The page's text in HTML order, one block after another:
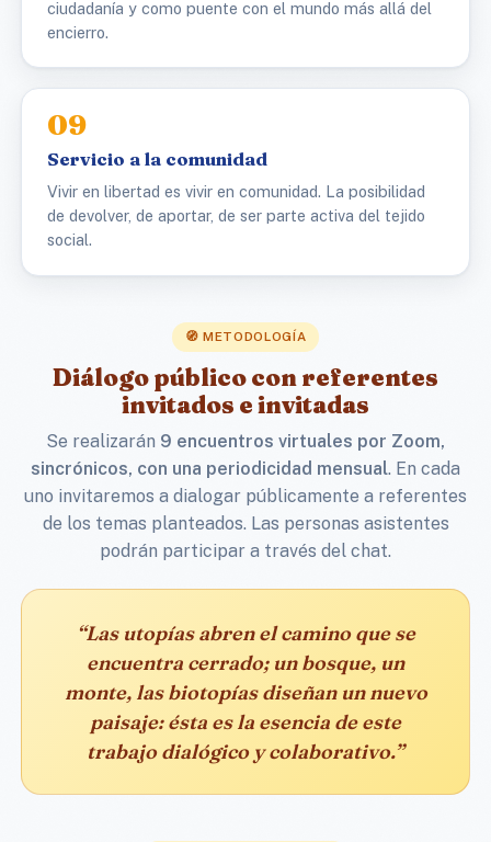
ciudadanía y como puente con el mundo más allá del
encierro.
09
Servicio a la comunidad
Vivir en libertad es vivir en comunidad. La posibilidad
de devolver, de aportar, de ser parte activa del tejido
social.
🧭 METODOLOGÍA
Diálogo público con referentes
invitados e invitadas
Se realizarán 9 encuentros virtuales por Zoom,
sincrónicos, con una periodicidad mensual. En cada
uno invitaremos a dialogar públicamente a referentes
de los temas planteados. Las personas asistentes
podrán participar a través del chat.
“Las utopías abren el camino que se
encuentra cerrado; un bosque, un
monte, las biotopías diseñan un nuevo
paisaje: ésta es la esencia de este
trabajo dialógico y colaborativo.”